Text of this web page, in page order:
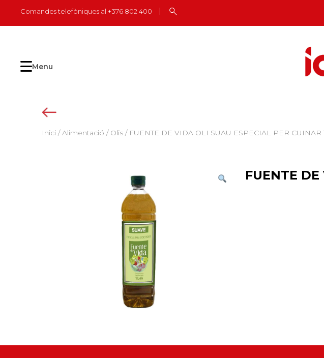
content
Comandes telefòniques al +376 802 400
Menu
Inici /Alimentació / Olis / FUENTE DE VIDA OLI SUAU ESPECIAL PER CUINAR
FUENTE DE